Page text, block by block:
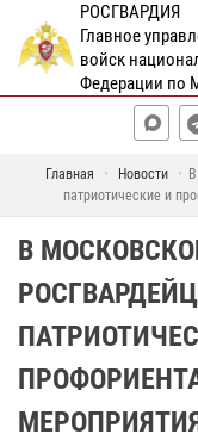
РОСГВАРДИЯ
Главное
войск
Федерации по
Главная Новости
патриотические и
В